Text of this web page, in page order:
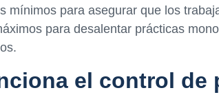
mínimos para asegurar que los
para desalentar prácticas
el control de